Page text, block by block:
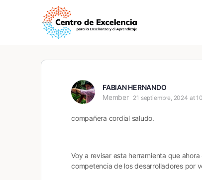
FABIAN HERNANDO
Member
21 septiembre, 2024 at
compañera cordial saludo.
Voy a revisar esta herramienta que
competencia de los desarrolladores por